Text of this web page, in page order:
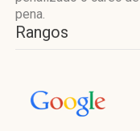
pena.
Rangos